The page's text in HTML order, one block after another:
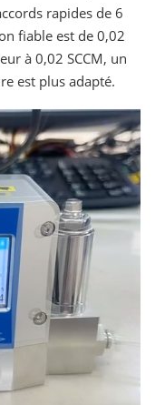
rapides de 6
fiable est de 0,02
à 0,02 SCCM, un
est plus adapté.